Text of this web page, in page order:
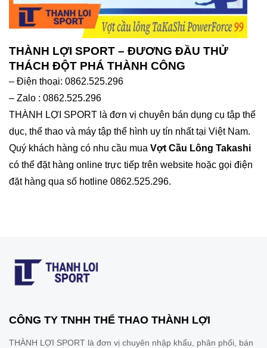
THÀNH LỢI SPORT – ĐƯƠNG ĐẦU THỬ
THÁCH ĐỘT PHÁ THÀNH CÔNG
– Điện thoại: 0862.525.296
– Zalo : 0862.525.296
THÀNH LỢI SPORT là đơn vị chuyên bán dụng cụ tập thể
dục, thể thao và máy tập thể hình uy tín nhất tại Việt Nam.
Quý khách hàng có nhu cầu mua Vợt Cầu Lông Takashi
có thể đặt hàng online trực tiếp trên website hoặc gọi điện
đặt hàng qua số hotline 0862.525.296.
CÔNG TY TNHH THỂ THAO THÀNH LỢI
THÀNH LỢI SPORT là đơn vị chuyên nhập khẩu, phân phối, bán